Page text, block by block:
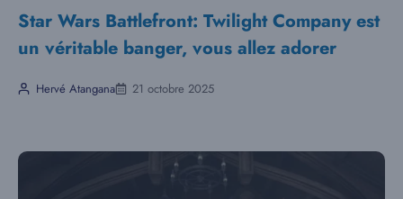
Star Wars Battlefront: Twilight Company est
un véritable banger, vous allez adorer
Hervé Atangana 21 octobre 2025